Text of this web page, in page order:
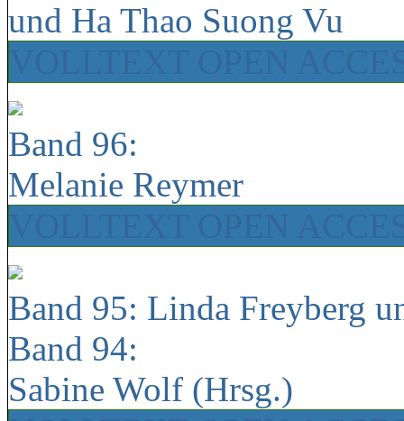
und Ha Thao Suong Vu
Band 96:
Melanie Reymer
Band 95: Linda Freyberg
Band 94:
Sabine Wolf (Hrsg.)